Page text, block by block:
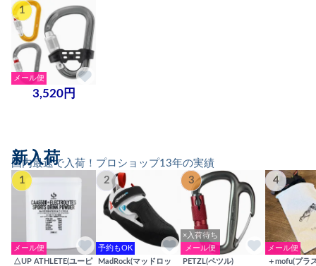
1
メール便
3,520円
国内最速で入荷！プロショップ13年の実績
新入荷
1
メール便
△UP ATHLETE(ユーピ
2
予約もOK
MadRock(マッドロッ
3
×入荷待ち
メール便
PETZL(ペツル)
4
メール便
＋mofu(プラ